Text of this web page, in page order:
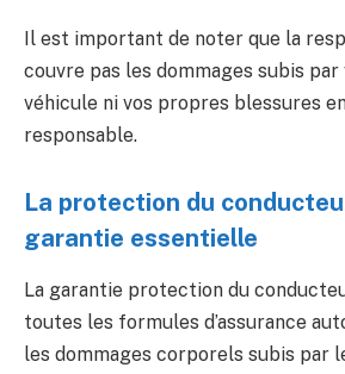
Il est important de noter que la
couvre pas les dommages subis
véhicule ni vos propres blessures
responsable.
La protection du
garantie essentielle
La garantie protection du
toutes les formules d’assurance
les dommages corporels subis par